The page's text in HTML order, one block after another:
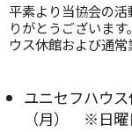
平素より当協会の
りがとうございま
ウス休館および通常
ユニセフハウ
（月） ※日曜